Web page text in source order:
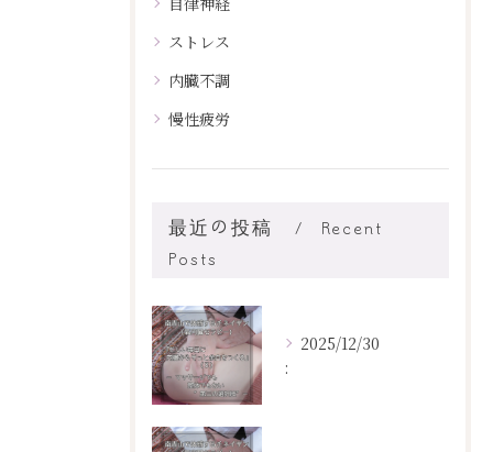
ストレス
内臓不調
慢性疲労
最近の投稿
Recent
Posts
2025/12/30
: